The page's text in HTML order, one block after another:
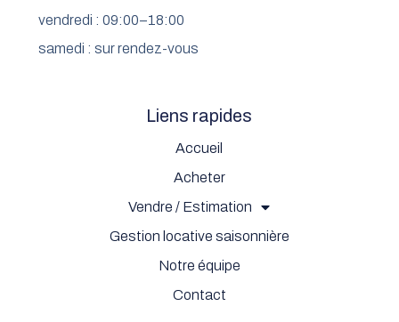
Liens rapides
Accueil
Acheter
Vendre / Estimation
Gestion locative saisonnière
Notre équipe
Contact
vendredi : 09:00–18:00
samedi : sur rendez-vous